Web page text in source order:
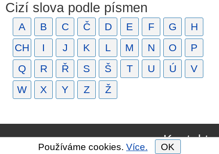
Cizí slova podle písmen
A B C Č D E F G
H
CH
I J K L M N O
P
Q
R Ř S Š T U Ú
V
W
X Y Z Ž
Kontakt
Používáme cookies. Více. OK